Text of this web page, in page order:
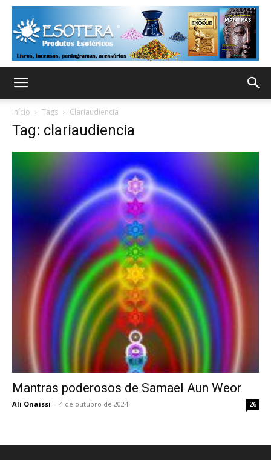
Início Tags Clariaudiencia
Tag: clariaudiencia
Mantras poderosos de Samael Aun Weor
Ali Onaissi - 4 de outubro de 2024 26